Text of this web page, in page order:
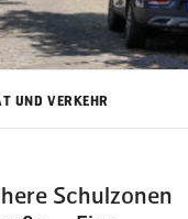
UND VERKEHR
Schul­zonen